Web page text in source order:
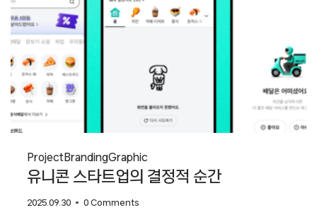
ProjectBrandingGraphic
유니콘 스타트업의 결정적 순간
2025.09.30 0 Comments